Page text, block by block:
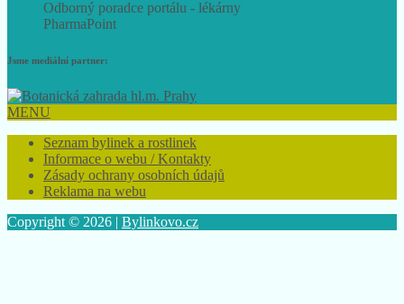
Odborný poradce portálu - lékárny
MENU
Seznam bylinek a rostlinek
Informace o webu / Kontakty
Zásady ochrany osobních údajů
Reklama na webu
Copyright © 2026 |Bylinkovo.cz